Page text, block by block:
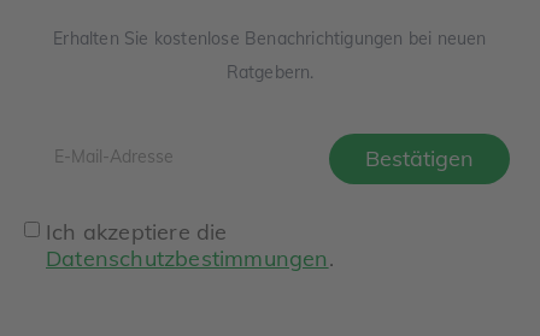
Erhalten Sie kostenlose Benachrichtigungen bei neuen
Ratgebern.
Ich akzeptiere die
Datenschutzbestimmungen.